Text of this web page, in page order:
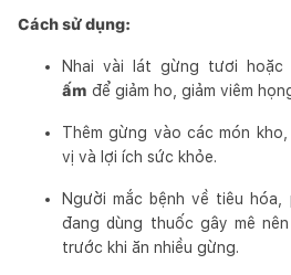
Cách sử dụng:
Nhai vài lát gừng tươi hoặc
ấm để giảm ho, giảm viêm
Thêm gừng vào các món
vị và lợi ích sức khỏe.
Người mắc bệnh về tiêu
đang dùng thuốc gây mê
trước khi ăn nhiều gừng.